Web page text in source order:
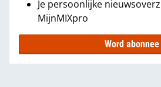
Je persoonlijke
MijnMIXpro
Word abonnee